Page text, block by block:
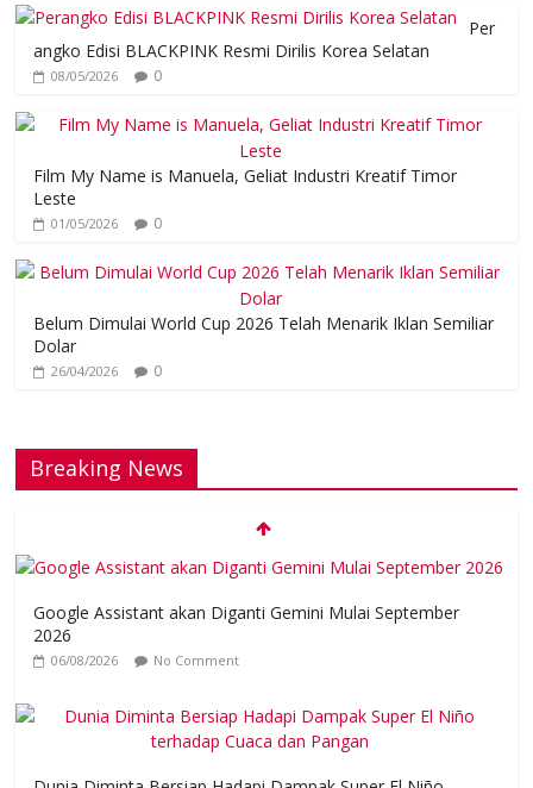
Per
angko Edisi BLACKPINK Resmi Dirilis Korea Selatan
08/05/2026 0
Film My Name is Manuela, Geliat Industri Kreatif Timor
Leste
01/05/2026 0
Belum Dimulai World Cup 2026 Telah Menarik Iklan Semiliar
Dolar
26/04/2026 0
Breaking News
Google Assistant akan Diganti Gemini Mulai September
2026
06/08/2026 No Comment